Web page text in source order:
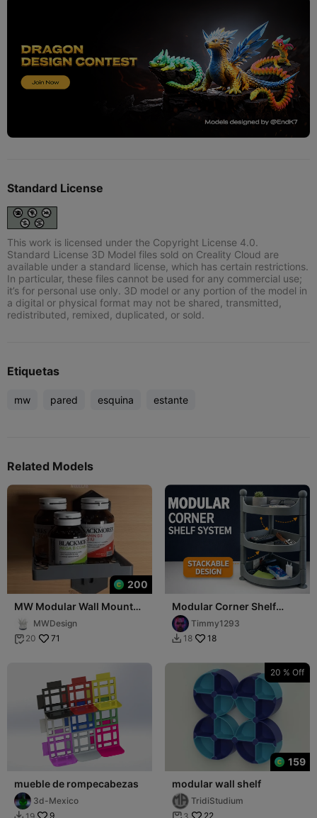
Standard License
This work is licensed under the Copyright License 4.0.
Standard License 3D Model files sold on Creality Cloud are
available under a standard license, which has certain restrictions.
In particular, these files cannot be used for any commercial use;
it’s for personal use only. 3D model or any portion of the model in
a digital or physical format may not be shared, transmitted,
redistributed, remixed, duplicated, or sold.
Etiquetas
mw pared esquina estante
Related Models
200
MW Modular Wall Mount
Small Tray Shelf
MWDesign
 20 71
Modular Corner Shelf
SystemTimmy1293
 18 18
mueble de rompecabezas
3d-Mexico
9
20 % Off
159
modular wall shelf
TridiStudium
22